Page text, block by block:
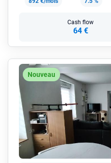
Cash flow
64 €
Nouveau